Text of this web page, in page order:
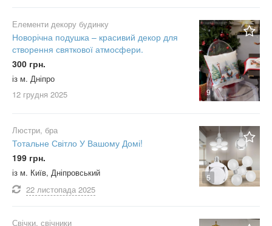
9
Елементи декору будинку
Новорічна подушка – красивий декор для
створення святкової атмосфери.
300 грн.
із м. Дніпро
12 грудня 2025
5
Люстри, бра
Тотальне Світло У Вашому Домі!
199 грн.
із м. Київ, Дніпровський
22 листопада 2025
Свічки, свічники